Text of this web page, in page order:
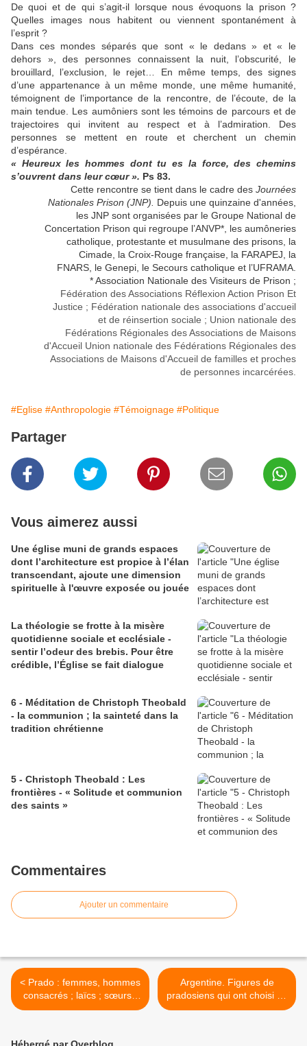
De quoi et de qui s’agit-il lorsque nous évoquons la prison ?
Quelles images nous habitent ou viennent spontanément à
l’esprit ?
Dans ces mondes séparés que sont « le dedans » et « le
dehors », des personnes connaissent la nuit, l’obscurité, le
brouillard, l’exclusion, le rejet… En même temps, des signes
d’une appartenance à un même monde, une même humanité,
témoignent de l’importance de la rencontre, de l’écoute, de la
main tendue. Les aumôniers sont les témoins de parcours et de
trajectoires qui invitent au respect et à l’admiration. Des
personnes se mettent en route et cherchent un chemin
d’espérance.
« Heureux les hommes dont tu es la force, des chemins
s’ouvrent dans leur cœur ». Ps 83.
Cette rencontre se tient dans le cadre des Journées
Nationales Prison (JNP). Depuis une quinzaine d'années,
les JNP sont organisées par le Groupe National de
Concertation Prison qui regroupe l’ANVP*, les aumôneries
catholique, protestante et musulmane des prisons, la
Cimade, la Croix-Rouge française, la FARAPEJ, la
FNARS, le Genepi, le Secours catholique et l’UFRAMA.
* Association Nationale des Visiteurs de Prison ;
Fédération des Associations Réflexion Action Prison Et
Justice ; Fédération nationale des associations d'accueil
et de réinsertion sociale ; Union nationale des
Fédérations Régionales des Associations de Maisons
d'Accueil Union nationale des Fédérations Régionales des
Associations de Maisons d'Accueil de familles et proches
de personnes incarcérées.
#Eglise #Anthropologie #Témoignage #Politique
Partager
Vous aimerez aussi
Une église muni de grands espaces
dont l’architecture est propice à l’élan
transcendant, ajoute une dimension
spirituelle à l'œuvre exposée ou jouée
La théologie se frotte à la misère
quotidienne sociale et ecclésiale -
sentir l’odeur des brebis. Pour être
crédible, l’Église se fait dialogue
6 - Méditation de Christoph Theobald
- la communion ; la sainteté dans la
tradition chrétienne
5 - Christoph Theobald : Les
frontières - « Solitude et communion
des saints »
Commentaires
Ajouter un commentaire
< Prado : femmes, hommes
consacrés ; laïcs ; sœurs ;
diacres ; prêtres – Que
Argentine. Figures de
pradosiens qui ont choisi de
vivre au milieu de
Hébergé par Overblog